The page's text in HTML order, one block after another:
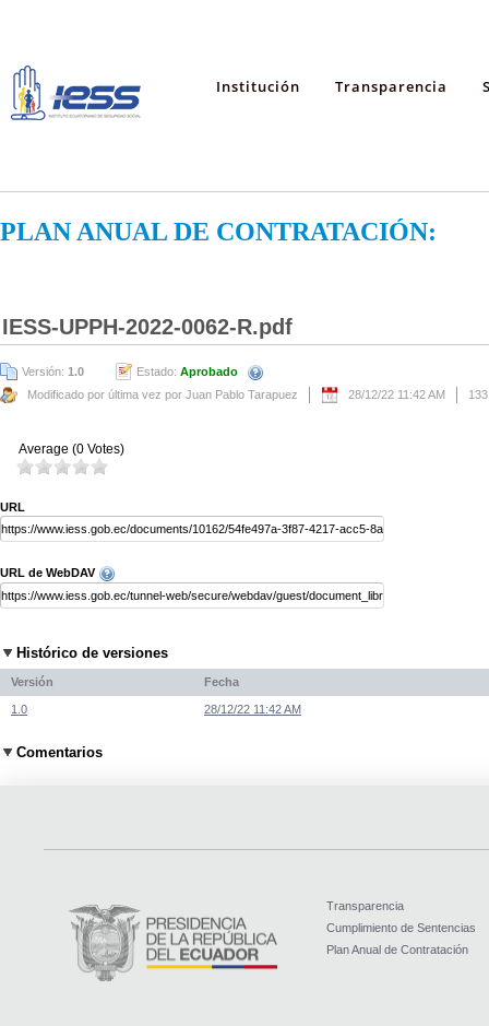
Institución Transparencia
PLAN ANUAL DE CONTRATACIÓN:
IESS-UPPH-2022-0062-R.pdf
Versión: 1.0 Estado: Aprobado
Modificado por última vez por Juan Pablo Tarapuez
28/12/22 11:42 AM
Average (0 Votes)
URL
URL de WebDAV
Histórico de versiones
Versión Fecha
1.0 28/12/22 11:42 AM
Comentarios
Transparencia
Cumplimiento de Sentencias
Plan Anual de Contratación